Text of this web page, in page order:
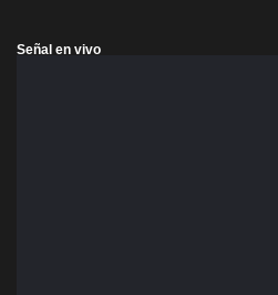
Señal en vivo